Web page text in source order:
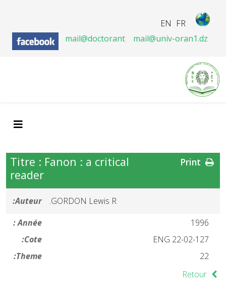
FR
EN
mail@doctorant
mail@univ-oran1.dz
Titre : Fanon : a critical
reader
Auteur:
GORDON Lewis R.
Année :
1996
Cote:
ENG 22-02-127
Theme:
22
Retour